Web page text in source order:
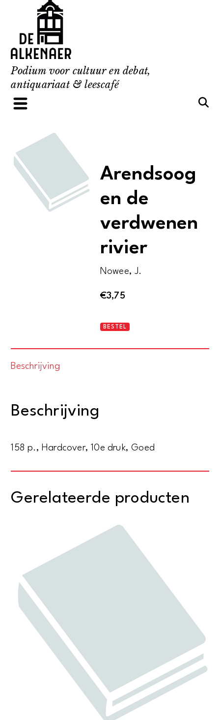
content
Podium voor cultuur en debat,
antiquariaat & leescafé
Arendsoog
en de
verdwenen
rivier
Nowee, J.
€3,75
Arendsoog
BESTEL
Beschrijving
Beschrijving
158 p., Hardcover, 10e druk, Goed
Gerelateerde producten